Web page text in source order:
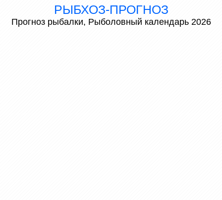
РЫБХОЗ-ПРОГНОЗ
Прогноз рыбалки, Рыболовный календарь 2026